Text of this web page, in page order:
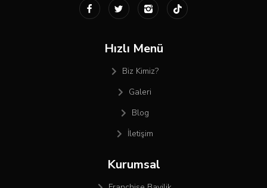
Hızlı Menü
Biz Kimiz?
Galeri
Blog
İletişim
Kurumsal